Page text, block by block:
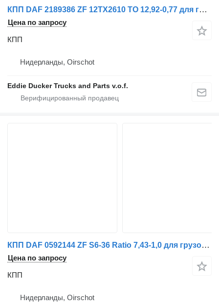
КПП DAF 2189386 ZF 12TX2610 TO 12,92-0,77 для грузовика DAF CF / XD / XF / XG
Цена по запросу
КПП
Нидерланды, Oirschot
Eddie Ducker Trucks and Parts v.o.f.
КПП DAF 0592144 ZF S6-36 Ratio 7,43-1,0 для грузовика DAF LEGER TRUCK
Цена по запросу
КПП
Нидерланды, Oirschot